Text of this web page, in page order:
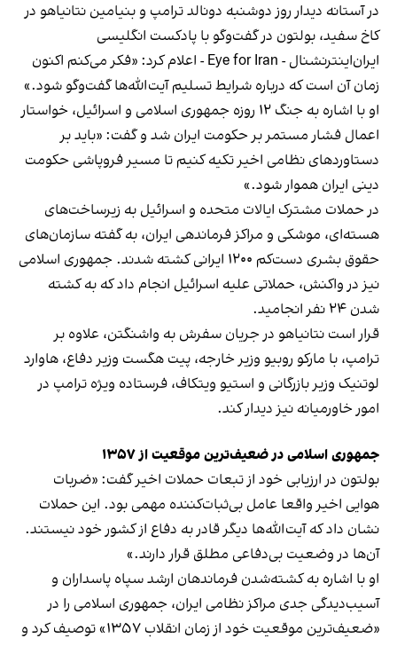
در آستانه دیدار روز دوشنبه دونالد ترامپ و بنیامین نتانیاهو در
کاخ سفید، بولتون در گفت‌وگو با پادکست انگلیسی
ایران‌اینترنشنال - Eye for Iran - اعلام کرد: «فکر می‌کنم اکنون
زمان آن است که درباره شرایط تسلیم آیت‌الله‌ها گفت‌وگو شود.»
او با اشاره به جنگ ۱۲ روزه جمهوری اسلامی و اسرائیل، خواستار
اعمال فشار مستمر بر حکومت ایران شد و گفت: «باید بر
دستاوردهای نظامی اخیر تکیه کنیم تا مسیر فروپاشی حکومت
دینی ایران هموار شود.»
در حملات مشترک ایالات متحده و اسرائیل به زیرساخت‌های
هسته‌ای، موشکی و مراکز فرماندهی ایران، به گفته سازمان‌های
حقوق بشری دست‌کم ۱۲۰۰ ایرانی کشته شدند. جمهوری اسلامی
نیز در واکنش، حملاتی علیه اسرائیل انجام داد که به کشته
شدن ۲۴ نفر انجامید.
قرار است نتانیاهو در جریان سفرش به واشنگتن، علاوه بر
ترامپ، با مارکو روبیو وزیر خارجه، پیت هگست وزیر دفاع، هاوارد
لوتنیک وزیر بازرگانی و استیو ویتکاف، فرستاده ویژه ترامپ در
امور خاورمیانه نیز دیدار کند.
جمهوری اسلامی در ضعیف‌ترین موقعیت از ۱۳۵۷
بولتون در ارزیابی خود از تبعات حملات اخیر گفت: «ضربات
هوایی اخیر واقعا عامل بی‌ثبات‌کننده مهمی بود. این حملات
نشان داد که آیت‌الله‌ها دیگر قادر به دفاع از کشور خود نیستند.
آن‌ها در وضعیت بی‌دفاعی مطلق قرار دارند.»
او با اشاره به کشته‌شدن فرماندهان ارشد سپاه پاسداران و
آسیب‌دیدگی جدی مراکز نظامی ایران، جمهوری اسلامی را در
«ضعیف‌ترین موقعیت خود از زمان انقلاب ۱۳۵۷» توصیف کرد و